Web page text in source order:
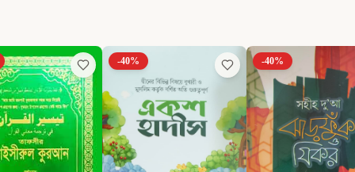
-40% -40%